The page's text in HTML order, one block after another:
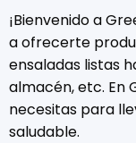
¡Bienvenido a
a ofrecerte
ensaladas listas
almacén, etc. En
necesitas para
saludable.